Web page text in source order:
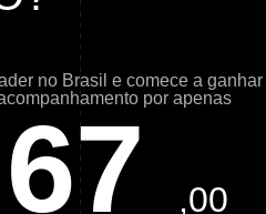
no Brasil e comece a ganhar
por apenas
67 ,00